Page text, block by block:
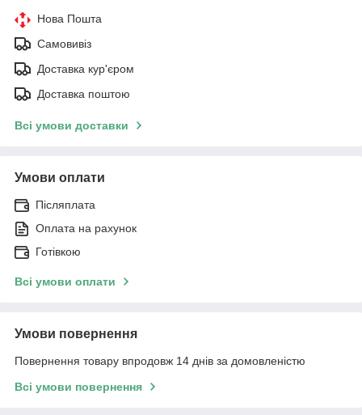
Нова Пошта
Самовивіз
Доставка кур'єром
Доставка поштою
Всі умови доставки
Умови оплати
Післяплата
Оплата на рахунок
Готівкою
Всі умови оплати
Умови повернення
Повернення товару впродовж 14 днів за домовленістю
Всі умови повернення